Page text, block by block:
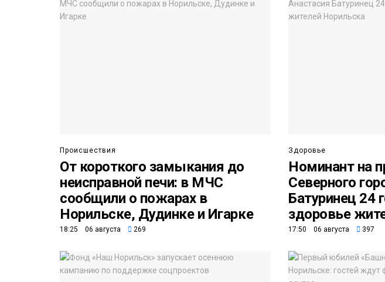
Происшествия
От короткого замыкания до
неисправной печи: в МЧС
сообщили о пожарах в
Норильске, Дудинке и Игарке
18:25 06 августа 269
Здоровье
Номинант на
Северного
Батуринец 24
здоровье
17:50 06 августа 397